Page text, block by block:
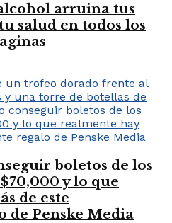
arruina tus
salud en todos los
boletos de los
y lo que
de este
de Penske Media